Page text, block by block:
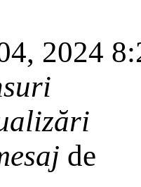
2024
de